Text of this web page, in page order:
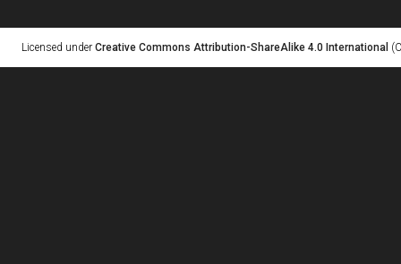
Licensed under Creative Commons Attribution-ShareAlike 4.0 International